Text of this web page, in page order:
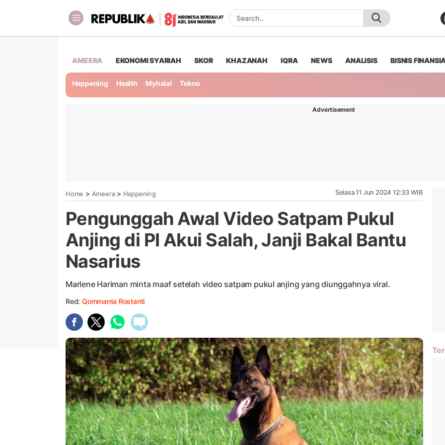
AMEERA EKONOMI SYARIAH SKOR KHAZANAH IQRA NEWS ANALISIS BISNIS
Happening Health Myhalal Tekno
Advertisement
Home > Ameera> Happening Selasa 11 Jun 2024 12:33 WIB
Pengunggah Awal Video Satpam Pukul
Anjing di PI Akui Salah, Janji Bakal Bantu
Nasarius
Marlene Hariman minta maaf setelah video satpam pukul anjing yang diunggahnya viral.
Red: Qommarria Rostanti